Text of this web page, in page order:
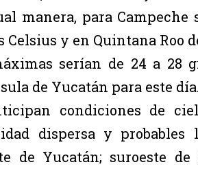
manera, para
Celsius y en Quintana Roo
serían de 24 a 28
de Yucatán para este día.
condiciones de
dispersa y
de Yucatán; suroeste